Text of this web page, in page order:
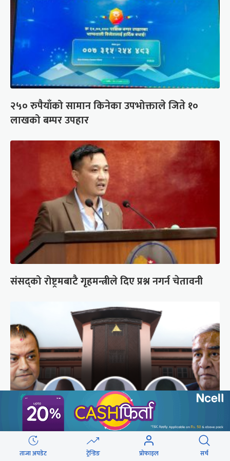
२५० रुपैयाँको सामान किनेका उपभोक्ताले जिते १०
लाखको बम्पर उपहार
संसद्को रोष्ट्रमबाटै गृहमन्त्रीले दिए प्रश्न नगर्न चेतावनी
अब सर्वोच्चले कसरी गर्छ कांग्रेस विवादको सुनुवाइ ?
ताजा अपडेट ट्रेन्डिङ प्रोफाइल सर्च